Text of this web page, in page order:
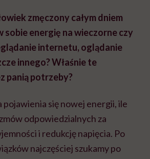
zmęczony całym dniem
sobie energię na wieczorne czy
internetu, oglądanie
innego? Właśnie te
panią potrzeby?
pojawienia się nowej energii, ile
odpowiedzialnych za
i redukcję napięcia. Po
najczęściej szukamy po